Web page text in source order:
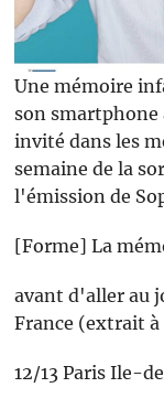
Une mémoire
son smartphone
invité dans les
semaine de la
l'émission de
[Forme] La
avant d'aller au
France (extrait
12/13 Paris Ile-